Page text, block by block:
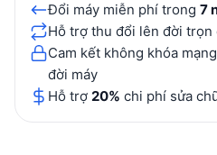
Đổi máy miễn phí trong 7
Hỗ trợ thu đổi lên đời trọn
Cam kết không khóa
đời máy
Hỗ trợ 20% chi phí sửa